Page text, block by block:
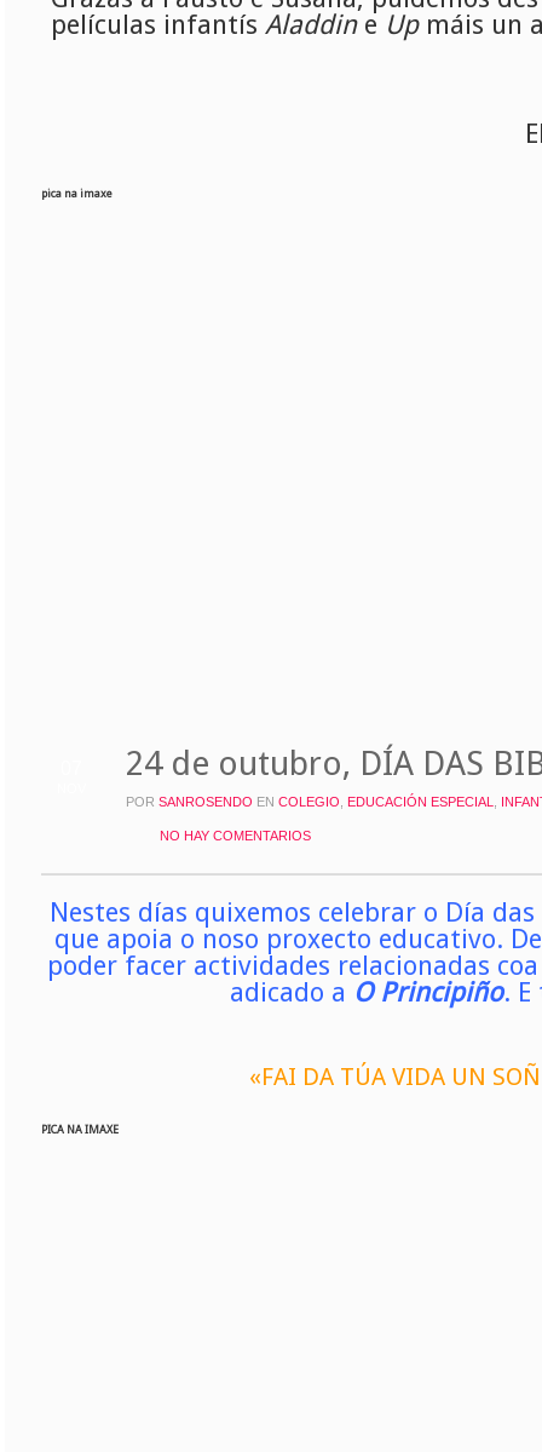
películas infantís Aladdine Up máis un
pica na imaxe
24 de outubro, DÍA DAS
POR SANROSENDO EN COLEGIO EDUCACIÓN ESPECIAL
NO HAY COMENTARIOS
Nestes días quixemos celebrar o Día
que apoia o noso proxecto educativo.
poder facer actividades relacionadas
adicado a O Principiño. E
«FAI DA TÚA VIDA UN
PICA NA IMAXE